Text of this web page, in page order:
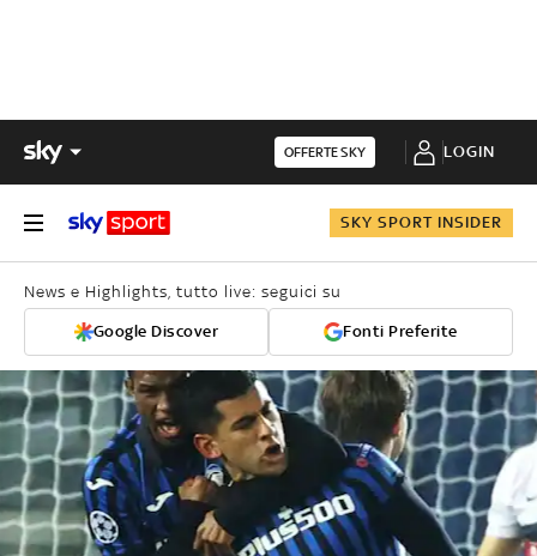
OFFERTE SKY LOGIN
SKY SPORT INSIDER
News e Highlights, tutto live: seguici su
Google Discover Fonti Preferite